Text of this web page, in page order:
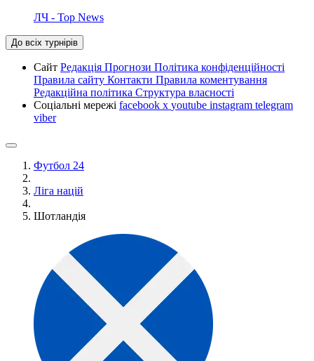
ЛЧ - Top News
До всіх турнірів
Сайт Редакція Прогнози Політика конфіденційності
Правила сайту Контакти Правила коментування
Редакційна політика Структура власності
Соціальні мережі facebook x youtube instagram telegram
viber
Футбол 24
Ліга націй
Шотландія